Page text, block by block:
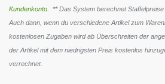
Kundenkonto . ** Das System berechnet
Auch dann, wenn du verschiedene Artikel zum
kostenlosen Zugaben wird ab Überschreiten der
der Artikel mit dem niedrigsten Preis kostenlos
verrechnet.